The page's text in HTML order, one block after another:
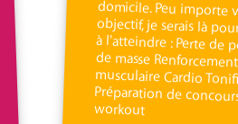
workout